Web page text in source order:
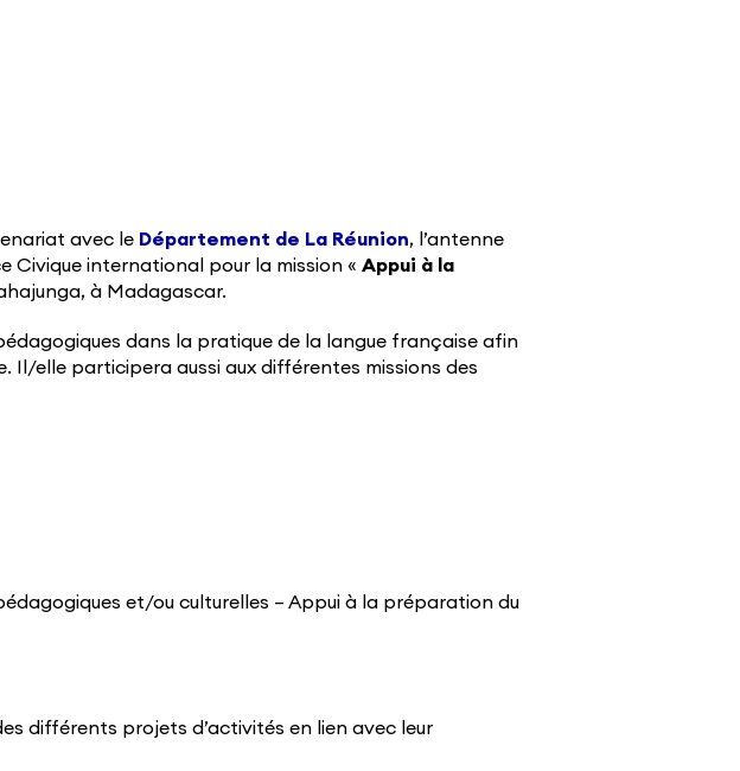
avec le Département de La Réunion, l’antenne
Civique international pour la mission « Appui à la
à Madagascar.
dans la pratique de la langue française afin
Il/elle participera aussi aux différentes missions des
et/ou culturelles – Appui à la préparation du
différents projets d’activités en lien avec leur